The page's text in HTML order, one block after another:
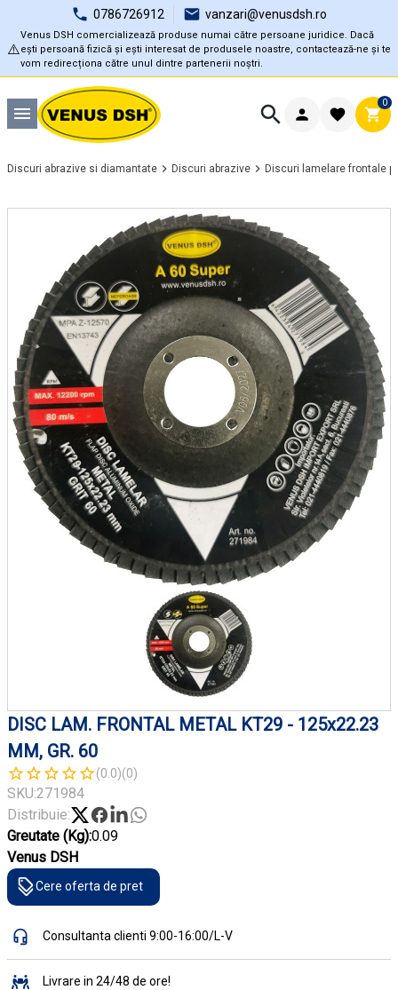
0786726912 vanzari@venusdsh.ro
⚠️
Venus DSH comercializează produse numai către persoane juridice. Dacă
ești persoană fizică și ești interesat de produsele noastre, contactează-ne și te
vom redirecționa către unul dintre partenerii noștri.
0
Discuri abrazive si diamantate Discuri abrazive Discuri lamelare frontale
DISC LAM. FRONTAL METAL KT29 - 125x22.23
MM, GR. 60
(0.0)(0)
SKU:271984
Distribuie:
Greutate (Kg):0.09
Venus DSH
Cere oferta de pret
Consultanta clienti 9:00-16:00/L-V
Livrare in 24/48 de ore!